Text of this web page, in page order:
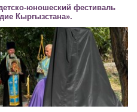
юношеский фестиваль
Кыргызстана».